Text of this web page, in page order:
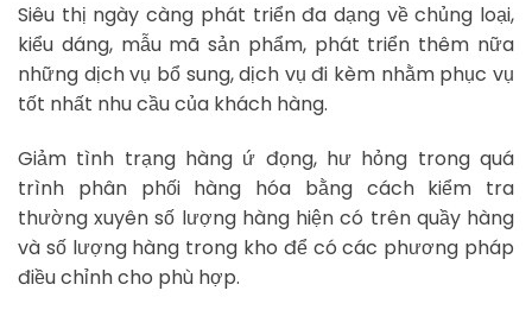
Siêu thị ngày càng phát triển đa dạng về chủng loại,
kiểu dáng, mẫu mã sản phẩm, phát triển thêm nữa
những dịch vụ bổ sung, dịch vụ đi kèm nhằm phục vụ
tốt nhất nhu cầu của khách hàng.
Giảm tình trạng hàng ứ đọng, hư hỏng trong quá
trình phân phối hàng hóa bằng cách kiểm tra
thường xuyên số lượng hàng hiện có trên quầy hàng
và số lượng hàng trong kho để có các phương pháp
điều chỉnh cho phù hợp.